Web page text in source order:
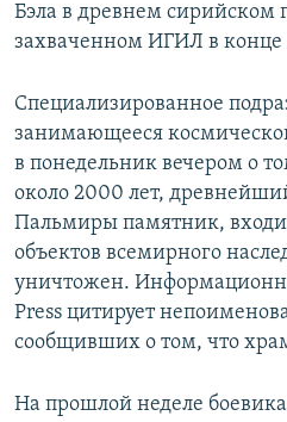
Бэла в древнем сирийском
захваченном ИГИЛ в конце
Специализированное
занимающееся
в понедельник вечером о
около 2000 лет,
Пальмиры памятник,
объектов всемирного
уничтожен.
Press цитирует
сообщивших о том, что
На прошлой неделе